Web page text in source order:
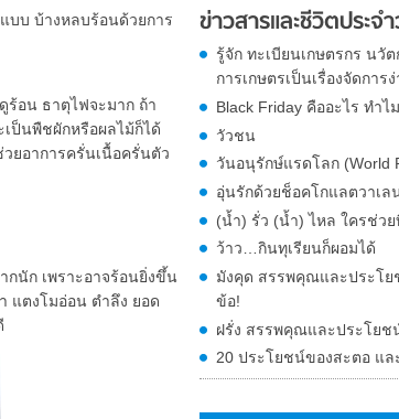
บบ บ้างหลบร้อนด้วยการ
ร้อน ธาตุไฟจะมาก ถ้า
ป็นพืชผักหรือผลไม้ก็ได้
ยอาการครั่นเนื้อครั่นตัว
กนัก เพราะอาจร้อนยิ่งขึ้น
แตงโมอ่อน ตำลึง ยอด
ข่าวสารและชีวิตประจ
รู้จัก ทะเบียนเกษตรกร นวั
การเกษตรเป็นเรื่องจัดการ
Black Friday คืออะไร ทำไ
วัวชน
วันอนุรักษ์แรดโลก (World
อุ่นรักด้วยช็อคโกแลตวาเล
(น้ำ) รั่ว (น้ำ) ไหล ใครช่ว
ว้าว…กินทุเรียนก็ผอมได้
มังคุด สรรพคุณและประโย
ข้อ!
ฝรั่ง สรรพคุณและประโยช
20 ประโยชน์ของสะตอ แ